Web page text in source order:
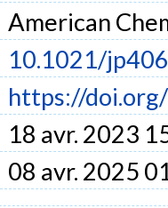
American
10.1021/
https://
18 avr. 2023
08 avr. 2025